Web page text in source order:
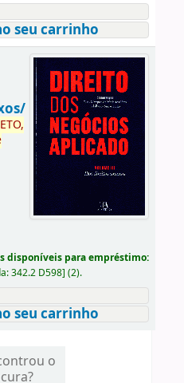
seu carrinho
disponíveis para empréstimo:
342.2 D598] (2).
seu carrinho
o